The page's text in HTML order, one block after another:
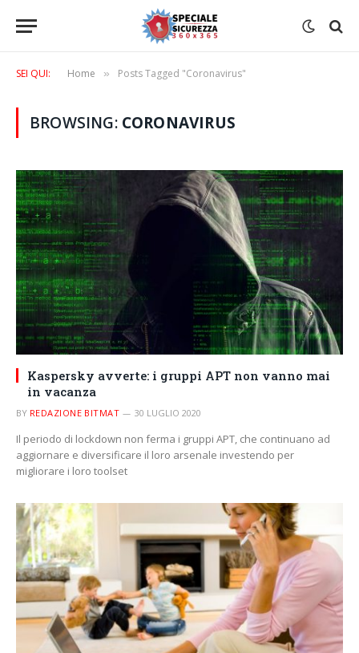
SEI QUI: Home » Posts Tagged "Coronavirus"
BROWSING: CORONAVIRUS
Kaspersky avverte: i gruppi APT non vanno mai
in vacanza
BY REDAZIONE BITMAT 30 LUGLIO 2020
Il periodo di lockdown non ferma i gruppi APT, che continuano ad
aggiornare e diversificare il loro arsenale investendo per
migliorare i loro toolset